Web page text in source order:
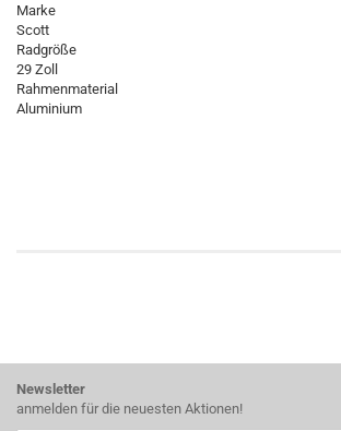
Marke
Scott
Radgröße
29 Zoll
Rahmenmaterial
Aluminium
Newsletter
anmelden für die neuesten Aktionen!